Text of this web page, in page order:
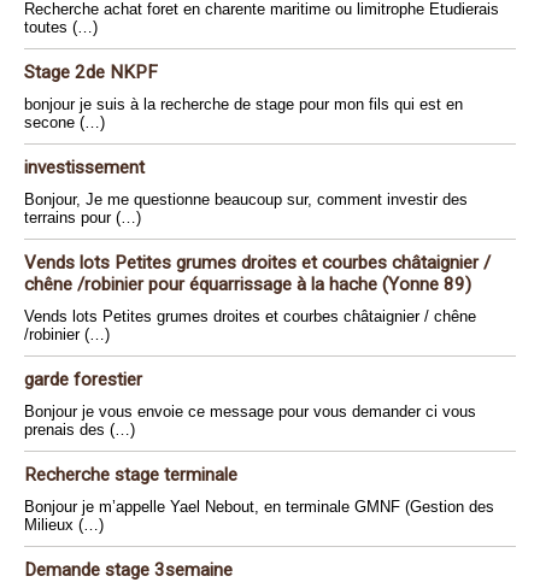
Recherche achat foret en charente maritime ou limitrophe Etudierais
toutes (…)
Stage 2de NKPF
bonjour je suis à la recherche de stage pour mon fils qui est en
secone (…)
investissement
Bonjour, Je me questionne beaucoup sur, comment investir des
terrains pour (…)
Vends lots Petites grumes droites et courbes châtaignier /
chêne /robinier pour équarrissage à la hache (Yonne 89)
Vends lots Petites grumes droites et courbes châtaignier / chêne
/robinier (…)
garde forestier
Bonjour je vous envoie ce message pour vous demander ci vous
prenais des (…)
Recherche stage terminale
Bonjour je m’appelle Yael Nebout, en terminale GMNF (Gestion des
Milieux (…)
Demande stage 3semaine